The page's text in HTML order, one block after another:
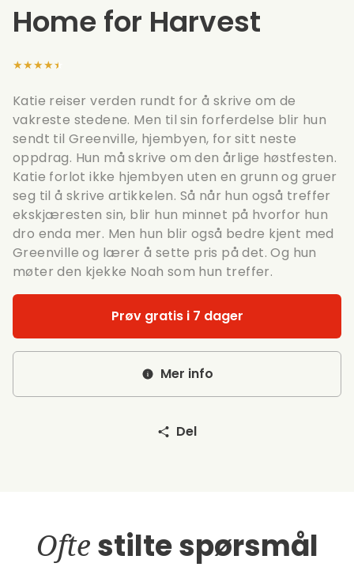
Home for Harvest
★★★★★
Katie reiser verden rundt for å skrive om de
vakreste stedene. Men til sin forferdelse blir hun
sendt til Greenville, hjembyen, for sitt neste
oppdrag. Hun må skrive om den årlige høstfesten.
Katie forlot ikke hjembyen uten en grunn og gruer
seg til å skrive artikkelen. Så når hun også treffer
ekskjæresten sin, blir hun minnet på hvorfor hun
dro enda mer. Men hun blir også bedre kjent med
Greenville og lærer å sette pris på det. Og hun
møter den kjekke Noah som hun treffer.
Prøv gratis i 7 dager
Mer info
Del
Ofte stilte spørsmål